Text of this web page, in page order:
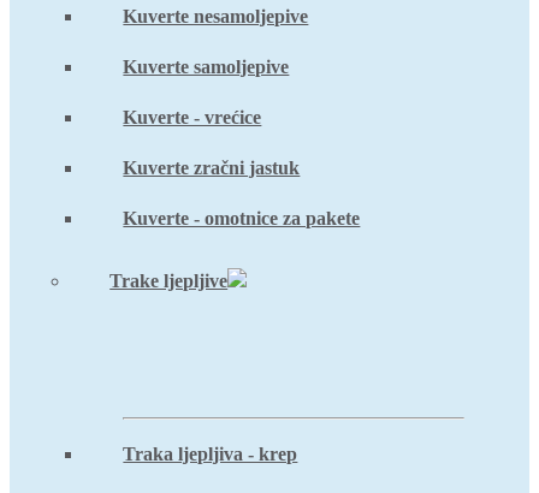
Kuverte nesamoljepive
Kuverte samoljepive
Kuverte - vrećice
Kuverte zračni jastuk
Kuverte - omotnice za pakete
Trake ljepljive
Traka ljepljiva - krep